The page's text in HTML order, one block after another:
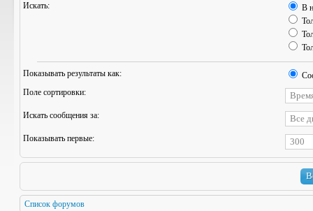
Искать:
В
Показывать результаты как:
Поле сортировки:
Искать сообщения за:
Показывать первые:
Список форумов